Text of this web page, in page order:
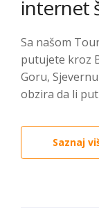
internet
Sa našom
putujete kroz
Goru,
obzira da li
Saznaj